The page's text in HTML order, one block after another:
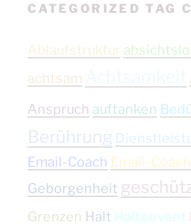
CATEGORIZED TAG
Ablaufstruktur
achtsam
Anspruch auftanken
Berührung
Email-Coach Email-
Geborgenheit
Grenzen Halt Halteevent